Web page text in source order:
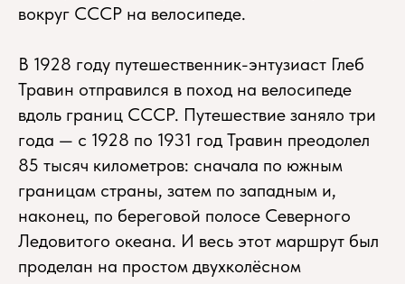
вокруг СССР на велосипеде.
В 1928 году путешественник-энтузиаст Глеб
Травин отправился в поход на велосипеде
вдоль границ СССР. Путешествие заняло три
года — с 1928 по 1931 год Травин преодолел
85 тысяч километров: сначала по южным
границам страны, затем по западным и,
наконец, по береговой полосе Северного
Ледовитого океана. И весь этот маршрут был
проделан на простом двухколёсном